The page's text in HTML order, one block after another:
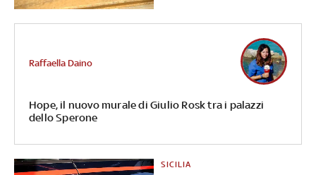
Hope, il nuovo murale di Giulio Rosk tra i palazzi
dello Sperone
Raffaella Daino
SICILIA